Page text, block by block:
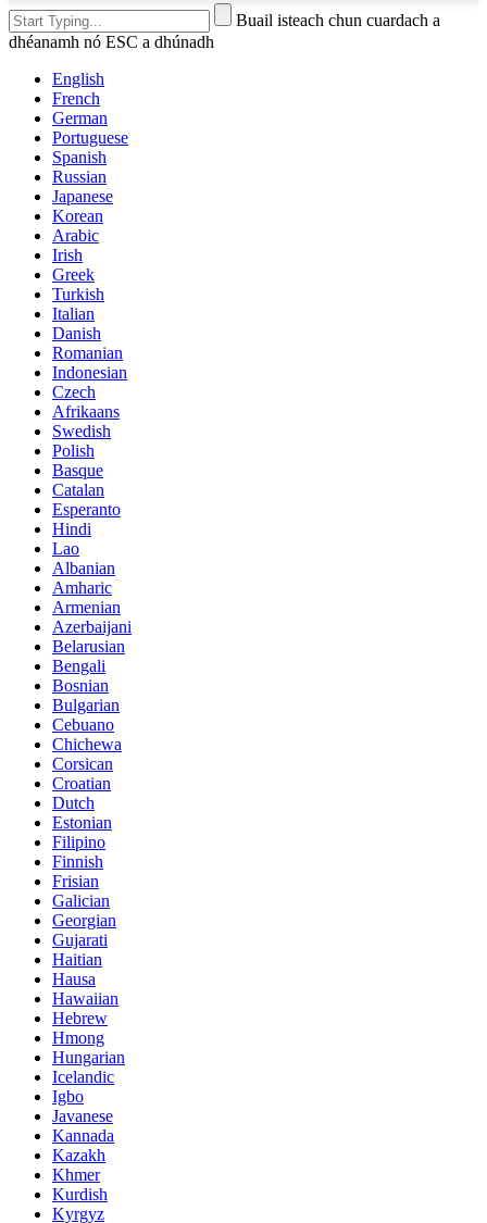
Buail isteach chun cuardach a
dhéanamh nó ESC a dhúnadh
English
French
German
Portuguese
Spanish
Russian
Japanese
Korean
Arabic
Irish
Greek
Turkish
Italian
Danish
Romanian
Indonesian
Czech
Afrikaans
Swedish
Polish
Basque
Catalan
Esperanto
Hindi
Lao
Albanian
Amharic
Armenian
Azerbaijani
Belarusian
Bengali
Bosnian
Bulgarian
Cebuano
Chichewa
Corsican
Croatian
Dutch
Estonian
Filipino
Finnish
Frisian
Galician
Georgian
Gujarati
Haitian
Hausa
Hawaiian
Hebrew
Hmong
Hungarian
Icelandic
Igbo
Javanese
Kannada
Kazakh
Khmer
Kurdish
Kyrgyz